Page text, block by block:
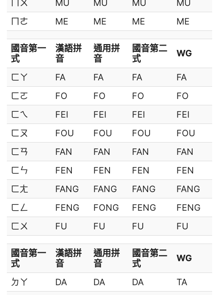
ㄇㄨ MU MU MU
MU
ㄇㄜ
ME ME ME ME
國音第一
式
漢語拼
音
通用拼
音
國音第二
式
WG
ㄈㄚ FA FA FA
FA
ㄈㄛ
FO FO FO
FO
ㄈㄟ
FEI FEI FEI
FEI
ㄈㄡ
FOU FOU FOU
FOU
ㄈㄢ
FAN FAN FAN
FAN
ㄈㄣ
FEN FEN FEN
FEN
ㄈㄤ
FANG FANG FANG
FANG
ㄈㄥ
FENG FONG FENG
FENG
ㄈㄨ
FU FU FU FU
國音第一
式
漢語拼
音
通用拼
音
國音第二
式
WG
ㄉㄚ DA DA DA
TA